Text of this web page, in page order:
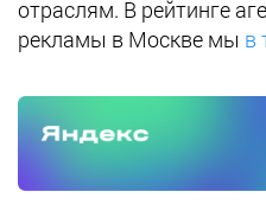
отраслям. В рейтинге
рекламы в Москве мы в